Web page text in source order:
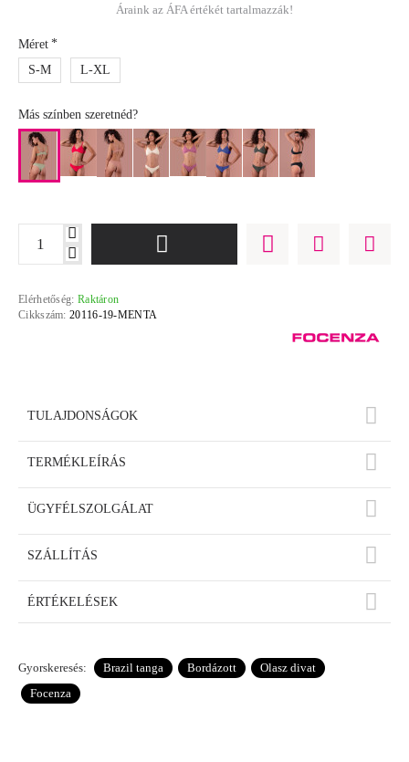
Elérhetőség: Raktáron
Cikkszám: 20116-19-MENTA
Áraink az ÁFA értékét tartalmazzák!
Más színben szeretnéd?
Méret
S-M
L-XL
TULAJDONSÁGOK
TERMÉKLEÍRÁS
ÜGYFÉLSZOLGÁLAT
SZÁLLÍTÁS
ÉRTÉKELÉSEK
Gyorskeresés: Brazil tanga Bordázott
Olasz divat
Focenza